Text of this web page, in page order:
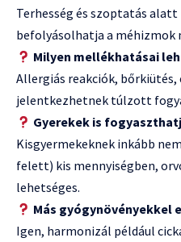
Terhesség és szoptatás
befolyásolhatja a méhizmok
Milyen mellékhatásai
Allergiás reakciók,
jelentkezhetnek túlzott
Gyerekek is
Kisgyermekeknek inkább
felett) kis mennyiségben,
lehetséges.
Más gyógynövényekkel
Igen, harmonizál például